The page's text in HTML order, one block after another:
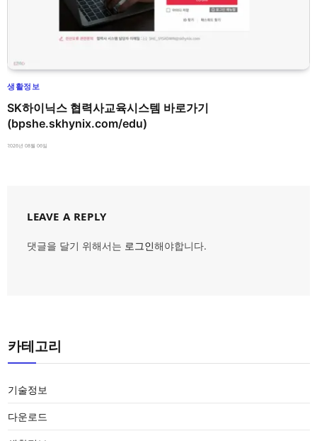
생활정보
SK하이닉스 협력사교육시스템 바로가기
(bpshe.skhynix.com/edu)
2026년 08월 06일
LEAVE A REPLY
댓글을 달기 위해서는 로그인해야합니다.
카테고리
기술정보
다운로드